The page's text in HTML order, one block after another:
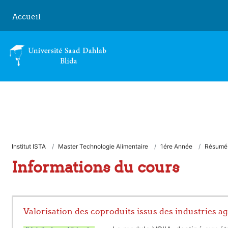
Accueil
Institut ISTA Master Technologie Alimentaire 1ére Année Résumé
Informations du cours
Valorisation des coproduits issus des industries